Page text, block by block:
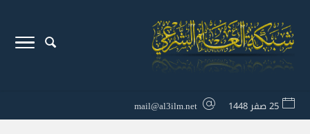
25 صفر 1448 mail@al3ilm.net